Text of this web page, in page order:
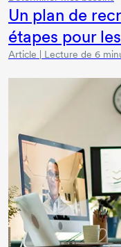
Un plan de
étapes pour
Article | Lecture de 6